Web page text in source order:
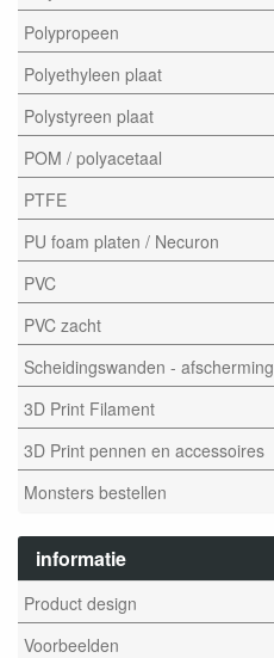
Polypropeen
Polyethyleen plaat
Polystyreen plaat
POM / polyacetaal
PTFE
PU foam platen / Necuron
PVC
PVC zacht
Scheidingswanden - afscherming
3D Print Filament
3D Print pennen en accessoires
Monsters bestellen
informatie
Product design
Voorbeelden